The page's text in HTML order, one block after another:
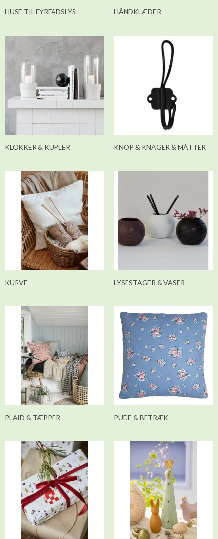
HUSE TIL FYRFADSLYS HÅNDKLÆDER
KLOKKER & KUPLER KNOP & KNAGER & MÅTTER
KURVE LYSESTAGER & VASER
PLAID & TÆPPER PUDE & BETRÆK